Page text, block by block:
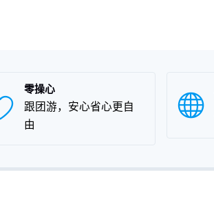
零操心
跟团游，安心省心更自
由